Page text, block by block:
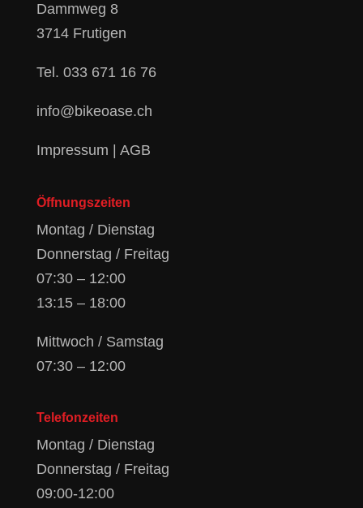
Dammweg 8
3714 Frutigen
Tel. 033 671 16 76
info@bikeoase.ch
Impressum AGB
Öffnungszeiten
Montag / Dienstag
Donnerstag / Freitag
07:30 – 12:00
13:15 – 18:00
Mittwoch / Samstag
07:30 – 12:00
Telefonzeiten
Montag / Dienstag
Donnerstag / Freitag
09:00-12:00